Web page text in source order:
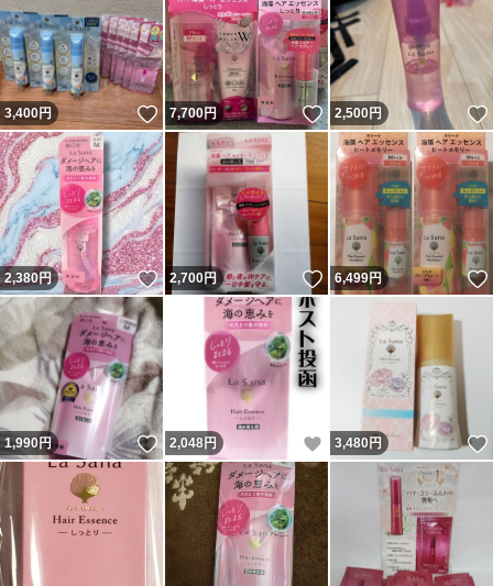
3,400円 いいね！
7,700円 いいね！
2,500円
2,380円 いいね！
2,700円 いいね！
6,499円
1,990円 いいね！
2,048円 いいね！
3,480円